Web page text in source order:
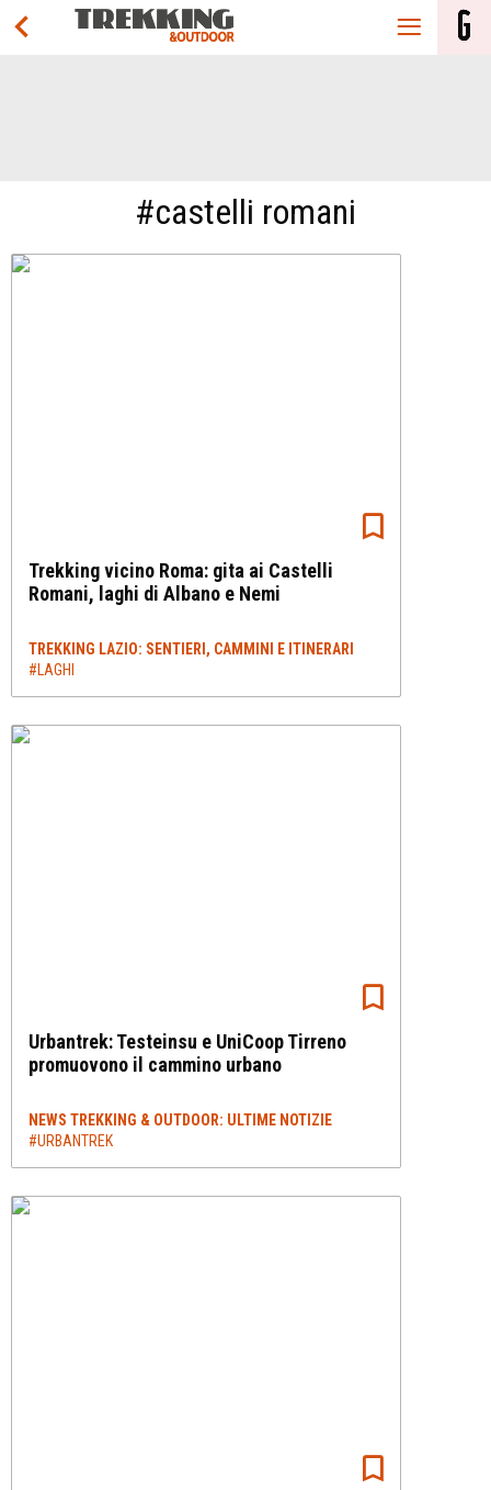
#castelli romani
Trekking vicino Roma: gita ai Castelli
Romani, laghi di Albano e Nemi
TREKKING LAZIO: SENTIERI, CAMMINI E ITINERARI
#LAGHI
Urbantrek: Testeinsu e UniCoop Tirreno
promuovono il cammino urbano
NEWS TREKKING & OUTDOOR: ULTIME NOTIZIE
#URBANTREK